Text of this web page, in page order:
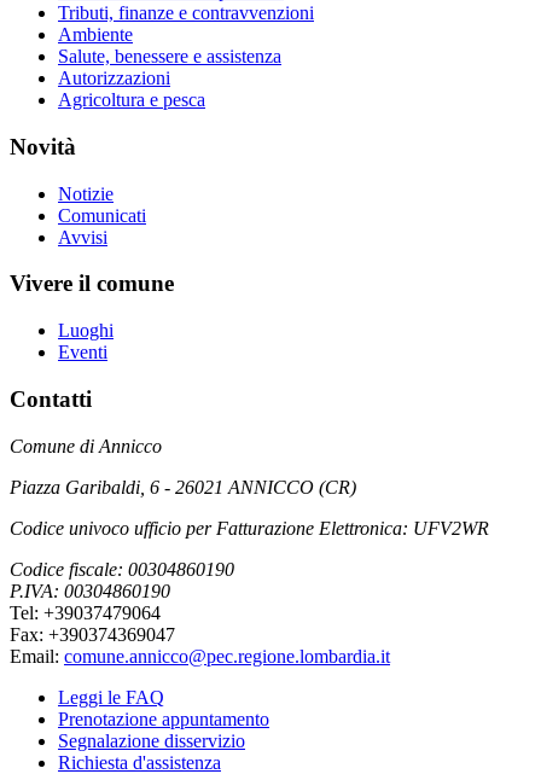
Tributi, finanze e contravvenzioni
Ambiente
Salute, benessere e assistenza
Autorizzazioni
Agricoltura e pesca
Novità
Notizie
Comunicati
Avvisi
Vivere il comune
Luoghi
Eventi
Contatti
Comune di Annicco
Piazza Garibaldi, 6 - 26021 ANNICCO (CR)
Codice univoco ufficio per Fatturazione Elettronica: UFV2WR
Codice fiscale: 00304860190
P.IVA: 00304860190
Tel: +39037479064
Fax: +390374369047
Email: comune.annicco@pec.regione.lombardia.it
Leggi le FAQ
Prenotazione appuntamento
Segnalazione disservizio
Richiesta d'assistenza